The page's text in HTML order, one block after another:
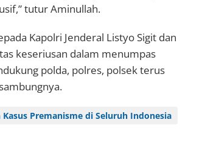
tutur Aminullah.
Kapolri Jenderal Listyo Sigit dan
keseriusan dalam menumpas
polda, polres, polsek terus
Premanisme di Seluruh Indonesia